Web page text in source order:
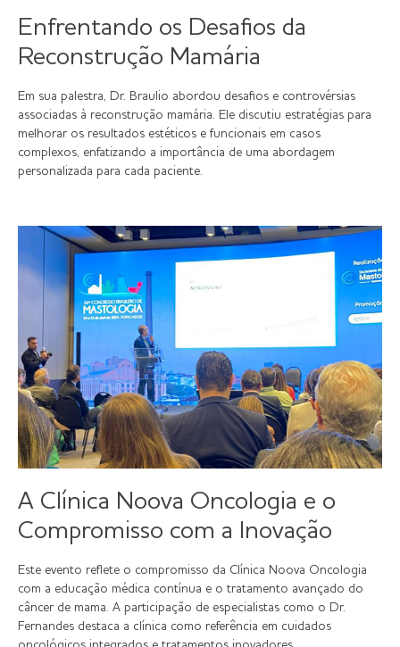
Enfrentando os Desafios da
Reconstrução Mamária
Em sua palestra, Dr. Braulio abordou desafios e controvérsias
associadas à reconstrução mamária. Ele discutiu estratégias para
melhorar os resultados estéticos e funcionais em casos
complexos, enfatizando a importância de uma abordagem
personalizada para cada paciente.
A Clínica Noova Oncologia e o
Compromisso com a Inovação
Este evento reflete o compromisso da Clínica Noova Oncologia
com a educação médica contínua e o tratamento avançado do
câncer de mama. A participação de especialistas como o Dr.
Fernandes destaca a clínica como referência em cuidados